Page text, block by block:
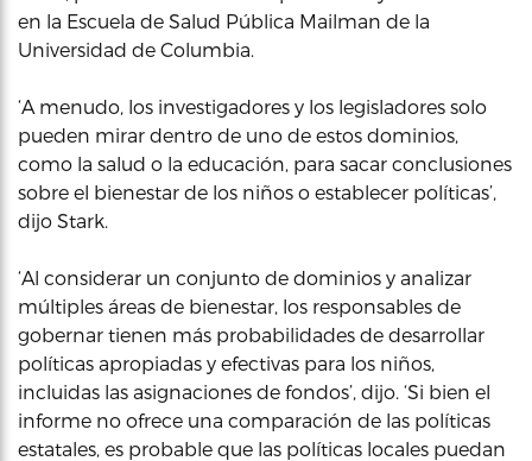
en la Escuela de Salud Pública Mailman de la
Universidad de Columbia.
‘A menudo, los investigadores y los legisladores solo
pueden mirar dentro de uno de estos dominios,
como la salud o la educación, para sacar conclusiones
sobre el bienestar de los niños o establecer políticas’,
dijo Stark.
‘Al considerar un conjunto de dominios y analizar
múltiples áreas de bienestar, los responsables de
gobernar tienen más probabilidades de desarrollar
políticas apropiadas y efectivas para los niños,
incluidas las asignaciones de fondos’, dijo. ‘Si bien el
informe no ofrece una comparación de las políticas
estatales, es probable que las políticas locales puedan